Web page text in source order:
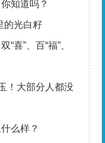
知道吗？
的光白籽
喜”、百“福”、
！大部分人都没
么样？